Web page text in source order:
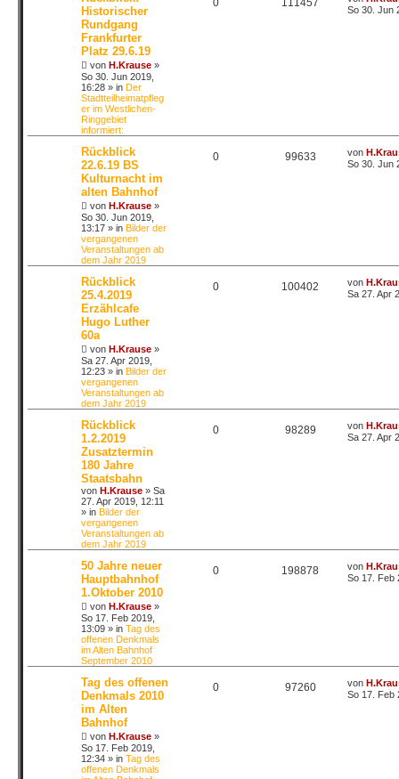
Historischer
Rundgang
Frankfurter
Platz 29.6.19
von H.Krause »
So 30. Jun 2019,
16:28 » in Der
Stadtteilheimatpfleg
er im Westlichen-
Ringgebiet
informiert:
0 111457
So 30. Jun
Rückblick
22.6.19 BS
Kulturnacht im
alten Bahnhof
von H.Krause »
So 30. Jun 2019,
13:17 » in Bilder der
vergangenen
Veranstaltungen ab
dem Jahr 2019
0 99633 von
So 30. Jun
Rückblick
25.4.2019
Erzählcafe
Hugo Luther
60a
von H.Krause »
Sa 27. Apr 2019,
12:23 » in Bilder der
vergangenen
Veranstaltungen ab
dem Jahr 2019
0 100402 von
Sa 27. Apr
Rückblick
1.2.2019
Zusatztermin
180 Jahre
Staatsbahn
von H.Krause » Sa
27. Apr 2019, 12:11
» in Bilder der
vergangenen
Veranstaltungen ab
dem Jahr 2019
0 98289 von
Sa 27. Apr
50 Jahre neuer
Hauptbahnhof
1.Oktober 2010
von H.Krause »
So 17. Feb 2019,
13:09 » in Tag des
offenen Denkmals
im Alten Bahnhof
September 2010
0 198878 von
So 17. Feb
Tag des offenen
Denkmals 2010
im Alten
Bahnhof
von H.Krause »
So 17. Feb 2019,
12:34 » in Tag des
offenen Denkmals
0 97260 von
So 17. Feb